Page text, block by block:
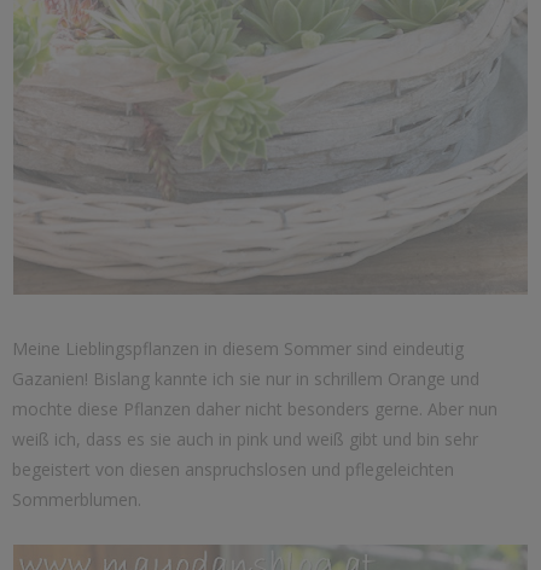
Meine Lieblingspflanzen in diesem Sommer sind eindeutig
Gazanien! Bislang kannte ich sie nur in schrillem Orange und
mochte diese Pflanzen daher nicht besonders gerne. Aber nun
weiß ich, dass es sie auch in pink und weiß gibt und bin sehr
begeistert von diesen anspruchslosen und pflegeleichten
Sommerblumen.